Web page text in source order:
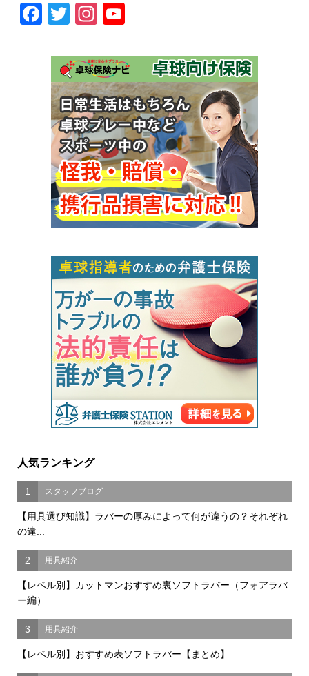
Facebook
TwitterInstagram
人気ランキング
1 スタッフブログ
【用具選び知識】ラバーの厚みによって何が違うの？それぞれ
の違...
2 用具紹介
【レベル別】カットマンおすすめ裏ソフトラバー（フォアラバ
ー編）
3 用具紹介
【レベル別】おすすめ表ソフトラバー【まとめ】